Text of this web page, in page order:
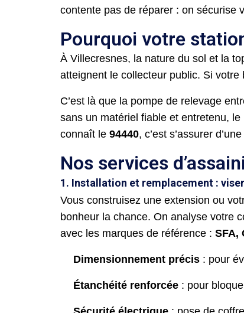
contente pas de réparer : on sécurise
Pourquoi votre
À Villecresnes, la nature du sol et la
atteignent le collecteur public. Si
C’est là que la pompe de relevage
sans un matériel fiable et entretenu,
connaît le 94440, c’est s’assurer
Nos services
1. Installation et remplacement :
Vous construisez une extension ou
bonheur la chance. On analyse votre
avec les marques de référence : SFA,
Dimensionnement précis : pour
Étanchéité renforcée : pour